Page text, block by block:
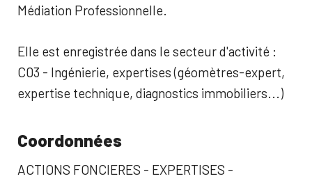
Médiation Professionnelle.
Elle est enregistrée dans le secteur d'activité :
C03 - Ingénierie, expertises (géomètres-expert,
expertise technique, diagnostics immobiliers...)
Coordonnées
ACTIONS FONCIERES - EXPERTISES -